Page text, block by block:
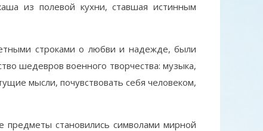
из полевой кухни, ставшая истинным
строками о любви и надежде, были
шедевров военного творчества: музыка,
мысли, почувствовать себя человеком,
становились символами мирной